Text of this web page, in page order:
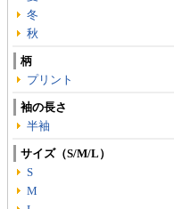
冬
秋
柄
プリント
袖の長さ
半袖
サイズ（S/M/L）
S
M